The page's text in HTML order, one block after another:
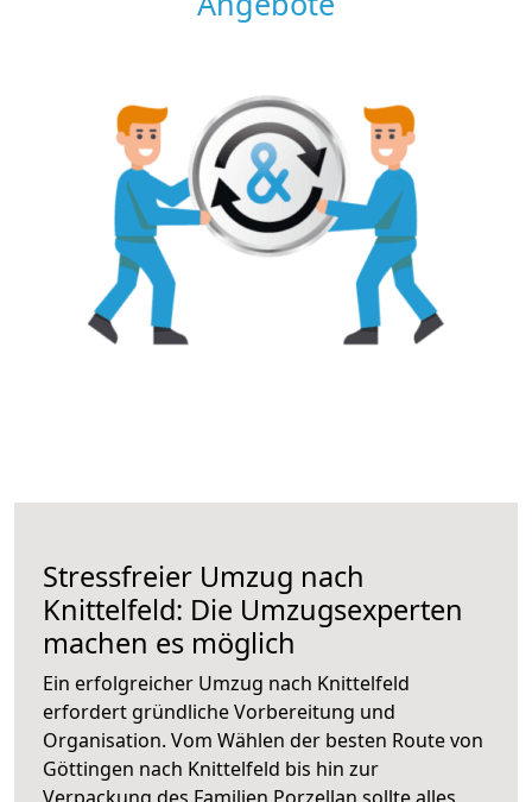
Stressfreier Umzug nach
Knittelfeld: Die Umzugsexperten
machen es möglich
Ein erfolgreicher Umzug nach Knittelfeld
erfordert gründliche Vorbereitung und
Organisation. Vom Wählen der besten Route von
Göttingen nach Knittelfeld bis hin zur